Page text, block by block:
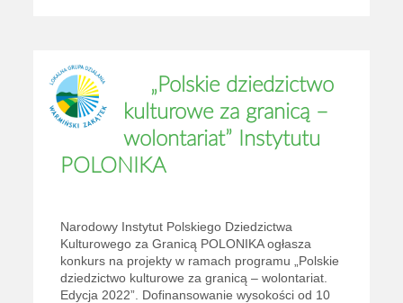
„Polskie dziedzictwo
kulturowe za granicą –
wolontariat” Instytutu
POLONIKA
Narodowy Instytut Polskiego Dziedzictwa
Kulturowego za Granicą POLONIKA ogłasza
konkurs na projekty w ramach programu „Polskie
dziedzictwo kulturowe za granicą – wolontariat.
Edycja 2022”. Dofinansowanie wysokości od 10